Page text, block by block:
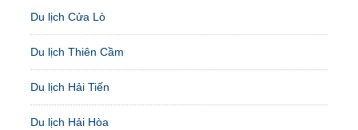
Du lịch Cửa Lò
Du lịch Thiên Cầm
Du lịch Hải Tiến
Du lịch Hải Hòa